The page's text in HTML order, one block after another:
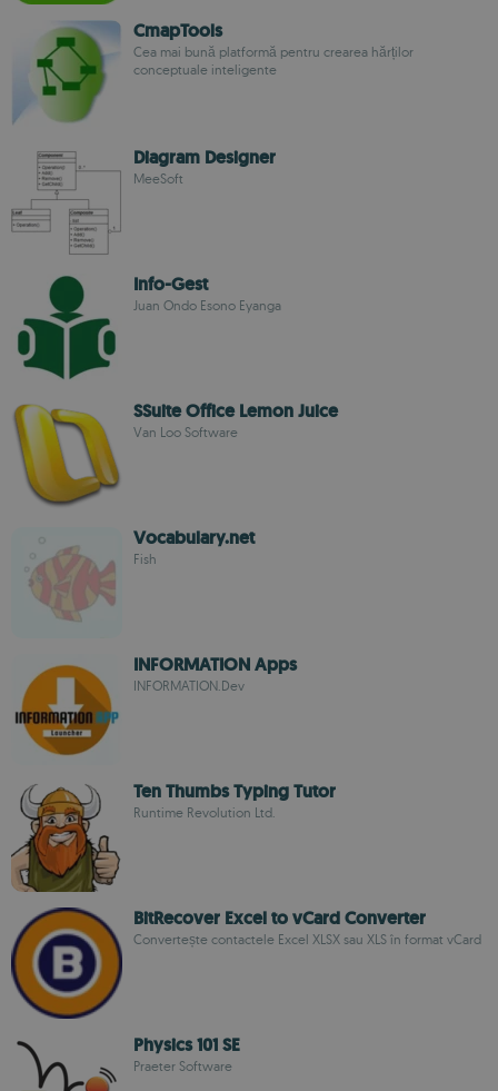
CmapTools
Cea mai bună platformă pentru crearea hărților
conceptuale inteligente
Diagram Designer
MeeSoft
Info-Gest
Juan Ondo Esono Eyanga
SSuite Office Lemon Juice
Van Loo Software
Vocabulary.net
Fish
INFORMATION Apps
INFORMATION.Dev
Ten Thumbs Typing Tutor
Runtime Revolution Ltd.
BitRecover Excel to vCard Converter
Convertește contactele Excel XLSX sau XLS în format vCard
Physics 101 SE
Praeter Software